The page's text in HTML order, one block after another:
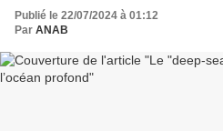
Publié le 22/07/2024 à 01:12
Par ANAB